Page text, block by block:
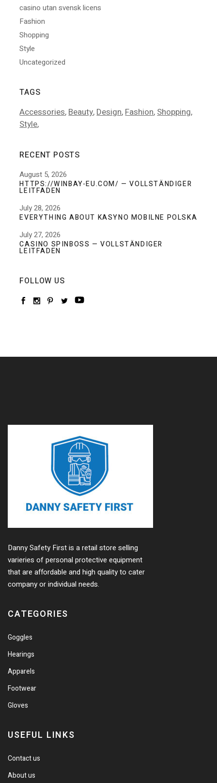
casino utan svensk licens
Fashion
Shopping
Style
Uncategorized
TAGS
Accessories Beauty Design Fashion Shopping
Style
RECENT POSTS
HTTPS://WINBAY-EU.COM/ — VOLLSTÄNDIGER
LEITFADEN
August 5, 2026
EVERYTHING ABOUT KASYNO MOBILNE POLSKA
July 28, 2026
CASINO SPINBOSS — VOLLSTÄNDIGER
LEITFADEN
July 27, 2026
FOLLOW US
Danny Safety First is a retail store selling
varieries of personal protective equipment
that are affordable and high quality to cater
company or individual needs.
CATEGORIES
Goggles
Hearings
Apparels
Footwear
Gloves
USEFUL LINKS
Contact us
About us